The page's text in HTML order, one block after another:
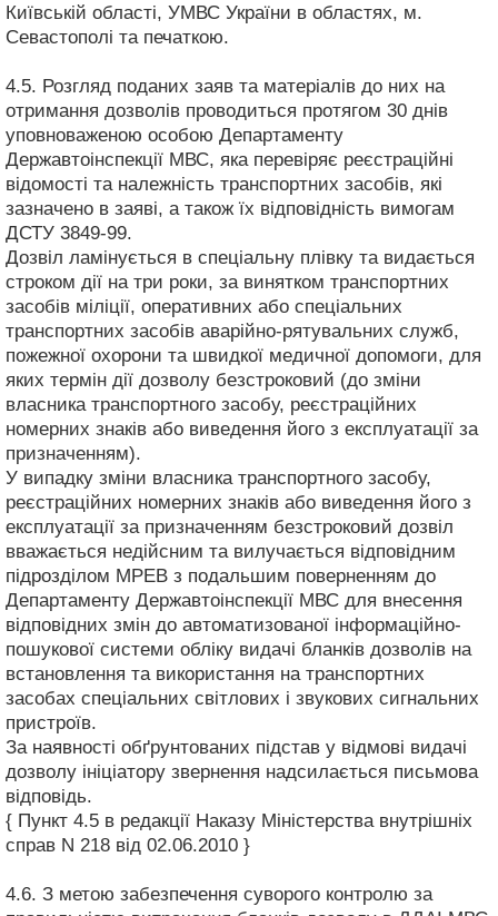
Київській області, УМВС України в областях, м.
Севастополі та печаткою.
4.5. Розгляд поданих заяв та матеріалів до них на
отримання дозволів проводиться протягом 30 днів
уповноваженою особою Департаменту
Державтоінспекції МВС, яка перевіряє реєстраційні
відомості та належність транспортних засобів, які
зазначено в заяві, а також їх відповідність вимогам
ДСТУ 3849-99.
Дозвіл ламінується в спеціальну плівку та видається
строком дії на три роки, за винятком транспортних
засобів міліції, оперативних або спеціальних
транспортних засобів аварійно-рятувальних служб,
пожежної охорони та швидкої медичної допомоги, для
яких термін дії дозволу безстроковий (до зміни
власника транспортного засобу, реєстраційних
номерних знаків або виведення його з експлуатації за
призначенням).
У випадку зміни власника транспортного засобу,
реєстраційних номерних знаків або виведення його з
експлуатації за призначенням безстроковий дозвіл
вважається недійсним та вилучається відповідним
підрозділом МРЕВ з подальшим поверненням до
Департаменту Державтоінспекції МВС для внесення
відповідних змін до автоматизованої інформаційно-
пошукової системи обліку видачі бланків дозволів на
встановлення та використання на транспортних
засобах спеціальних світлових і звукових сигнальних
пристроїв.
За наявності обґрунтованих підстав у відмові видачі
дозволу ініціатору звернення надсилається письмова
відповідь.
{ Пункт 4.5 в редакції Наказу Міністерства внутрішніх
справ N 218 від 02.06.2010 }
4.6. З метою забезпечення суворого контролю за